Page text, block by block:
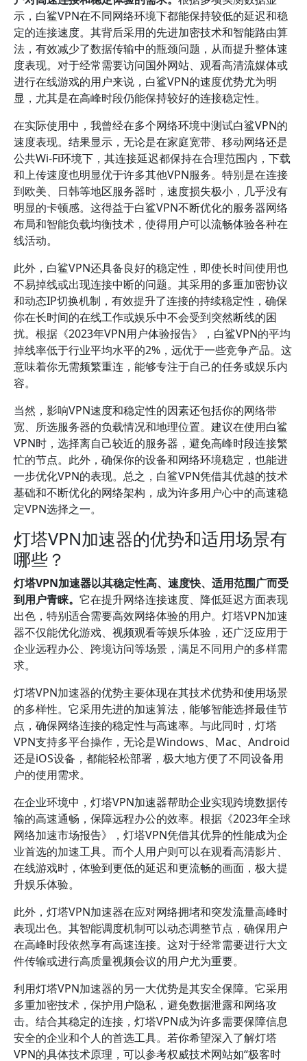
示，白鲨VPN在不同网络环境下都能保持较低的延迟和稳
定的连接速度。其背后采用的先进加密技术和智能路由算
法，有效减少了数据传输中的瓶颈问题，从而提升整体速
度表现。对于经常需要访问国外网站、观看高清流媒体或
进行在线游戏的用户来说，白鲨VPN的速度优势尤为明
显，尤其是在高峰时段仍能保持较好的连接稳定性。
在实际使用中，我曾经在多个网络环境中测试白鲨VPN的
速度表现。结果显示，无论是在家庭宽带、移动网络还是
公共Wi-Fi环境下，其连接延迟都保持在合理范围内，下载
和上传速度也明显优于许多其他VPN服务。特别是在连接
到欧美、日韩等地区服务器时，速度损失极小，几乎没有
明显的卡顿感。这得益于白鲨VPN不断优化的服务器网络
布局和智能负载均衡技术，使得用户可以流畅体验各种在
线活动。
此外，白鲨VPN还具备良好的稳定性，即使长时间使用也
不易掉线或出现连接中断的问题。其采用的多重加密协议
和动态IP切换机制，有效提升了连接的持续稳定性，确保
你在长时间的在线工作或娱乐中不会受到突然断线的困
扰。根据《2023年VPN用户体验报告》，白鲨VPN的平均
掉线率低于行业平均水平的2%，远优于一些竞争产品。这
意味着你无需频繁重连，能够专注于自己的任务或娱乐内
容。
当然，影响VPN速度和稳定性的因素还包括你的网络带
宽、所选服务器的负载情况和地理位置。建议在使用白鲨
VPN时，选择离自己较近的服务器，避免高峰时段连接繁
忙的节点。此外，确保你的设备和网络环境稳定，也能进
一步优化VPN的表现。总之，白鲨VPN凭借其优越的技术
基础和不断优化的网络架构，成为许多用户心中的高速稳
定VPN选择之一。
灯塔VPN加速器的优势和适用场景有
哪些？
灯塔VPN加速器以其稳定性高、速度快、适用范围广而受
到用户青睐。 它在提升网络连接速度、降低延迟方面表现
出色，特别适合需要高效网络体验的用户。灯塔VPN加速
器不仅能优化游戏、视频观看等娱乐体验，还广泛应用于
企业远程办公、跨境访问等场景，满足不同用户的多样需
求。
灯塔VPN加速器的优势主要体现在其技术优势和使用场景
的多样性。它采用先进的加速算法，能够智能选择最佳节
点，确保网络连接的稳定性与高速率。与此同时，灯塔
VPN支持多平台操作，无论是Windows、Mac、Android
还是iOS设备，都能轻松部署，极大地方便了不同设备用
户的使用需求。
在企业环境中，灯塔VPN加速器帮助企业实现跨境数据传
输的高速通畅，保障远程办公的效率。根据《2023年全球
网络加速市场报告》，灯塔VPN凭借其优异的性能成为企
业首选的加速工具。而个人用户则可以在观看高清影片、
在线游戏时，体验到更低的延迟和更流畅的画面，极大提
升娱乐体验。
此外，灯塔VPN加速器在应对网络拥堵和突发流量高峰时
表现出色。其智能调度机制可以动态调整节点，确保用户
在高峰时段依然享有高速连接。这对于经常需要进行大文
件传输或进行高质量视频会议的用户尤为重要。
利用灯塔VPN加速器的另一大优势是其安全保障。它采用
多重加密技术，保护用户隐私，避免数据泄露和网络攻
击。结合其稳定的连接，灯塔VPN成为许多需要保障信息
安全的企业和个人的首选工具。若你希望深入了解灯塔
VPN的具体技术原理，可以参考权威技术网站如“极客时